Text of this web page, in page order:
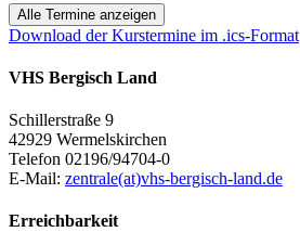
Alle Termine anzeigen
Download der Kurstermine im .ics-Format
VHS Bergisch Land
Schillerstraße 9
42929 Wermelskirchen
Telefon 02196/94704-0
E-Mail: zentrale(at)vhs-bergisch-land.de
Erreichbarkeit